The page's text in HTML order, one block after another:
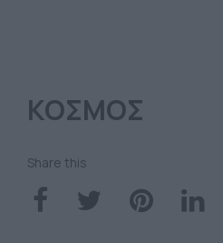
ΚΟΣΜΟΣ
Share this